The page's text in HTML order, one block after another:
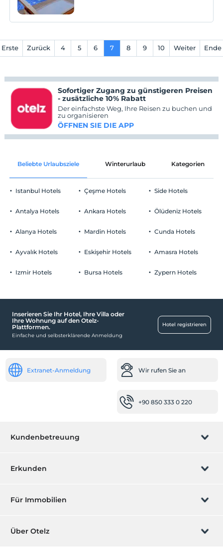
Erste Zurück 4 5 6 7 8 9 10 Weiter Ende
Sofortiger Zugang zu günstigeren Preisen
- zusätzliche 10% Rabatt
Der einfachste Weg, Ihre Reisen zu buchen und
zu organisieren
ÖFFNEN SIE DIE APP
Beliebte Urlaubsziele Winterurlaub Kategorien
Istanbul Hotels
Antalya Hotels
Alanya Hotels
Ayvalık Hotels
Izmir Hotels
Çeşme Hotels
Ankara Hotels
Mardin Hotels
Eskişehir Hotels
Bursa Hotels
Side Hotels
Ölüdeniz Hotels
Cunda Hotels
Amasra Hotels
Zypern Hotels
Inserieren Sie Ihr Hotel, Ihre Villa oder
Ihre Wohnung auf den Otelz-
Plattformen.
Einfache und selbsterklärende Anmeldung
Hotel registrieren
Extranet-Anmeldung Wir rufen Sie an
+90 850 333 0 220
Kundenbetreuung
Buchung verwalten
Erkunden
Geschenkgutschein
Für Immobilien
Ihr Hotel auflisten
Über Otelz